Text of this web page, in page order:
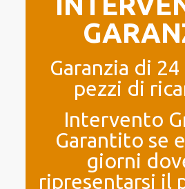
Garanzia di
pezzi di
Intervento
Garantito se
giorni
ripresentarsi il